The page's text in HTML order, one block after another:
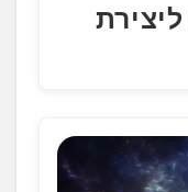
Nano Banana 2 ליצירת